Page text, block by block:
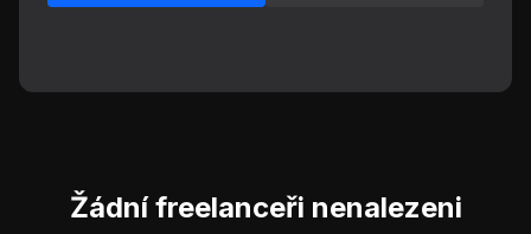
Žádní freelanceři nenalezeni